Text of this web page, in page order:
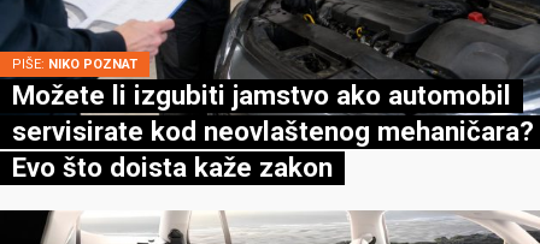
PIŠE: NIKO POZNAT
Možete li izgubiti jamstvo ako automobil
servisirate kod neovlaštenog mehaničara?
Evo što doista kaže zakon